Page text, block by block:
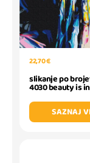
22,70 €
slikanje po
4030 beauty is
SAZNAJ